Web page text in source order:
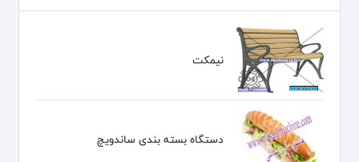
نیمکت
دستگاه بسته بندی ساندویچ